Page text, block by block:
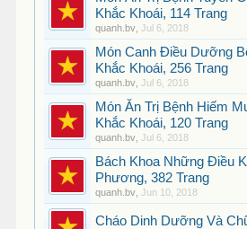
Khắc Khoái, 114 Trang
quanh.bv ,Jul 6, 2018
Món Canh Điều Dưỡng
Khắc Khoái, 256 Trang
quanh.bv ,Jul 6, 2018
Món Ăn Trị Bệnh Hiếm
Khắc Khoái, 120 Trang
quanh.bv ,Jul 6, 2018
Bách Khoa Những Điều
Phương, 382 Trang
quanh.bv ,Jun 10, 2018
Cháo Dinh Dưỡng Và